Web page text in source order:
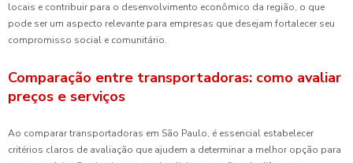
locais e contribuir para o desenvolvimento econômico da região, o que
pode ser um aspecto relevante para empresas que desejam fortalecer seu
compromisso social e comunitário.
Comparação entre transportadoras: como avaliar
preços e serviços
Ao comparar transportadoras em São Paulo, é essencial estabelecer
critérios claros de avaliação que ajudem a determinar a melhor opção para